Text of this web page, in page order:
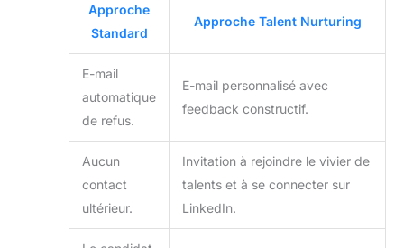
Approche
Standard
Approche Talent Nurturing
E-mail
automatique
de refus.
E-mail personnalisé avec
feedback constructif.
Aucun
contact
ultérieur.
Invitation à rejoindre le vivier de
talents et à se connecter sur
LinkedIn.